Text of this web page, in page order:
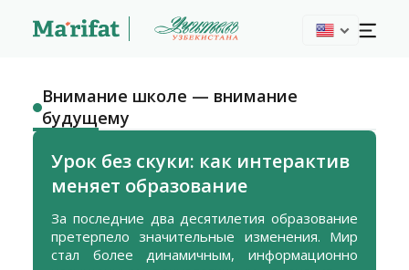
Внимание школе — внимание
будущему
Урок без скуки: как интерактив
меняет образование
За последние два десятилетия образование
претерпело значительные изменения. Мир
стал более динамичным, информационно